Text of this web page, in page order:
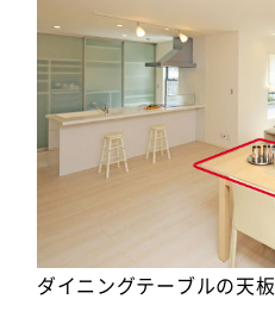
ダイニングテーブルの天